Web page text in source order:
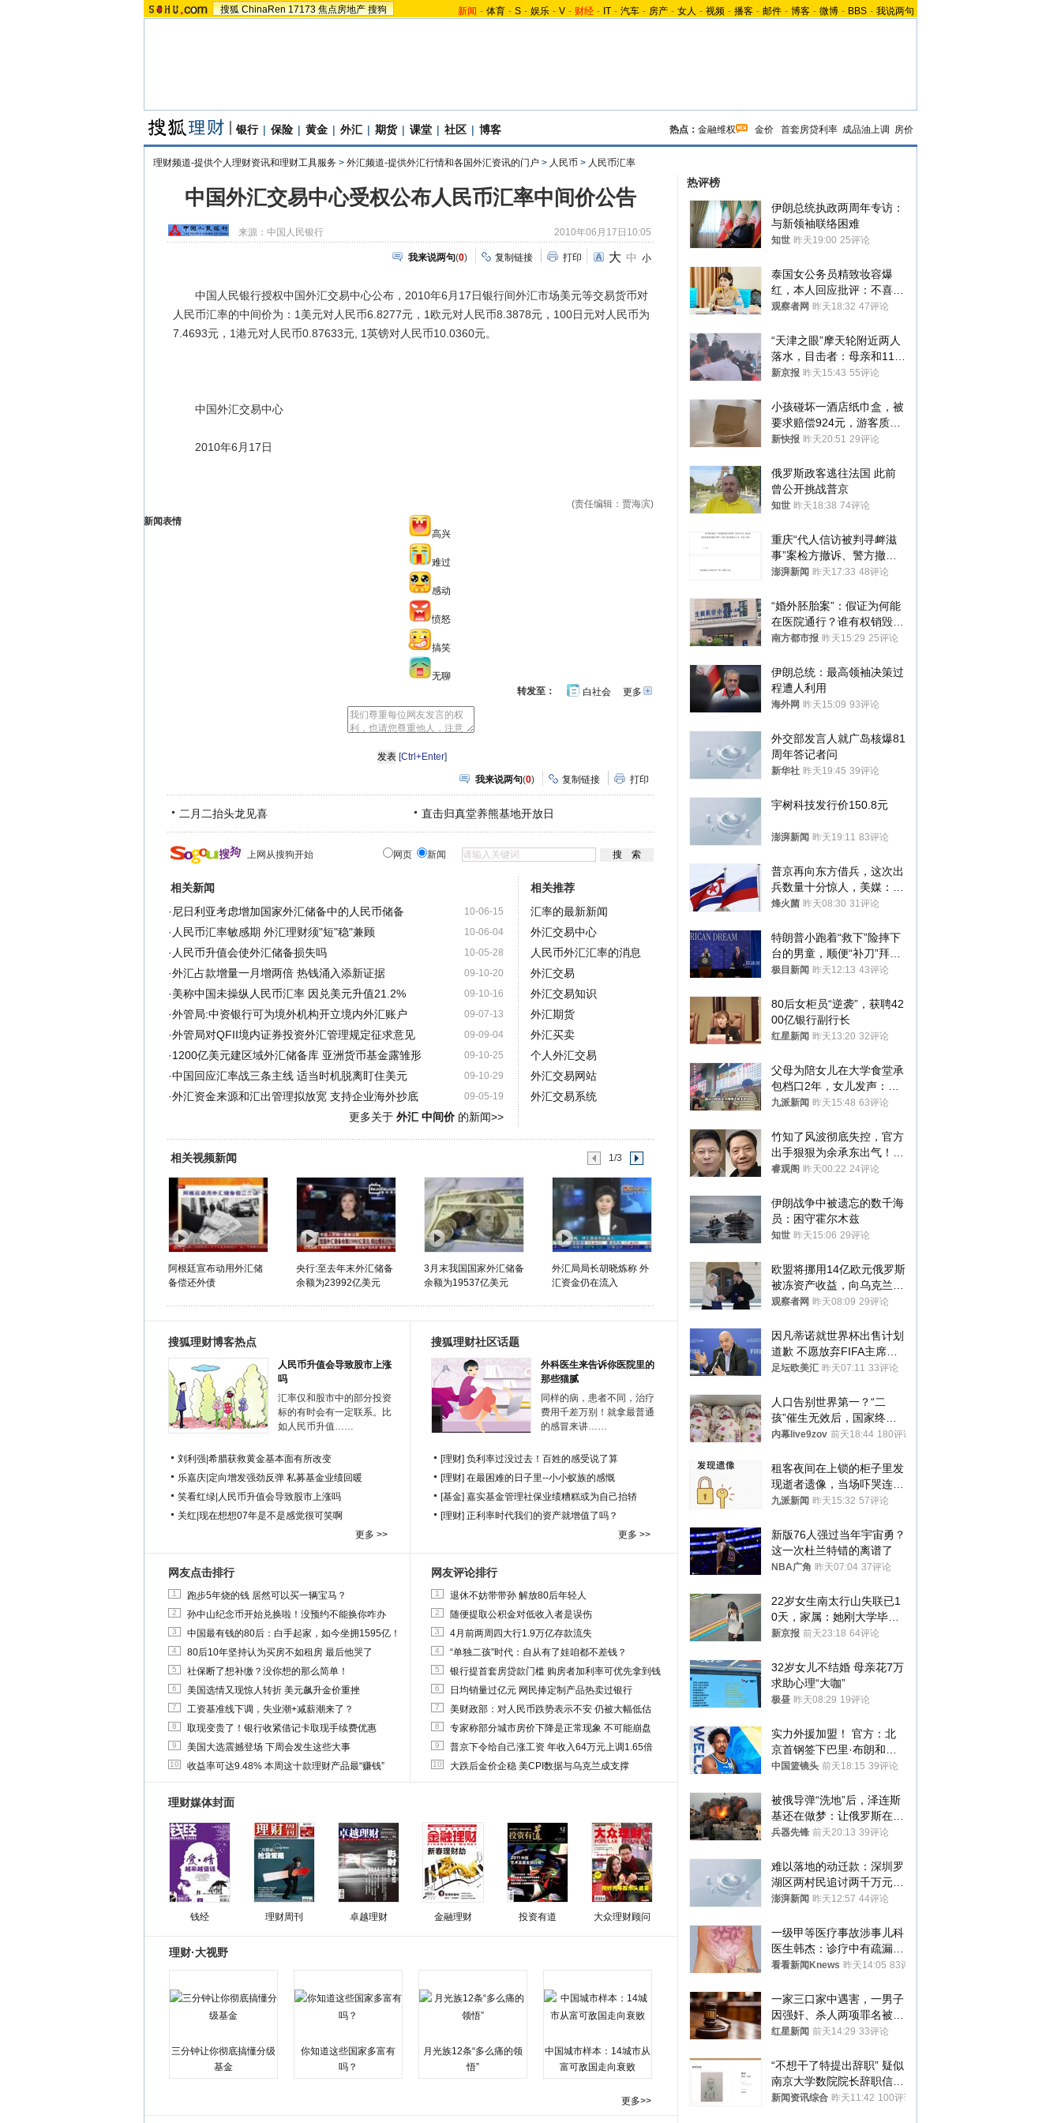
搜狐 ChinaRen 17173 焦点房地产 搜狗 新闻 - 体育 - S - 娱乐 - V - 财经 - IT - 汽车 - 房产 - 女人 - 视频 - 播客 - 邮件 - 博客 - 微博 - BBS - 我说两句
银行 | 保险 | 黄金 | 外汇 | 期货 | 课堂 | 社区 | 博客 热点： 金融维权 金价 首套房贷利率 成品油上调 房价
理财频道-提供个人理财资讯和理财工具服务 > 外汇频道-提供外汇行情和各国外汇资讯的门户 > 人民币 > 人民币汇率
中国外汇交易中心受权公布人民币汇率中间价公告
来源： 中国人民银行 2010年06月17日10:05
我来说两句(0) 复制链接 打印 大 中 小
中国人民银行授权中国外汇交易中心公布，2010年6月17日银行间外汇市场美元等交易货币对
人民币汇率的中间价为：1美元对人民币6.8277元，1欧元对人民币8.3878元，100日元对人民币为
7.4693元，1港元对人民币0.87633元, 1英镑对人民币10.0360元。
中国外汇交易中心
2010年6月17日
(责任编辑：贾海滨)
新闻表情
高兴
难过
感动
愤怒
搞笑
无聊
更多开
转发至： 白社会
[Ctrl+Enter]
我来说两句(0) 复制链接 打印
二月二抬头龙见喜 直击归真堂养熊基地开放日
上网从搜狗开始 网页 新闻
相关新闻
10-06-15
· 尼日利亚考虑增加国家外汇储备中的人民币储备
10-06-04
· 人民币汇率敏感期 外汇理财须"短"稳"兼顾
10-05-28
· 人民币升值会使外汇储备损失吗
09-10-20
·外汇占款增量一月增两倍 热钱涌入添新证据
09-10-16
·美称中国未操纵人民币汇率 因兑美元升值21.2%
09-07-13
·外管局:中资银行可为境外机构开立境内外汇账户
09-09-04
·外管局对QFII境内证券投资外汇管理规定征求意见
09-10-25
·1200亿美元建区域外汇储备库 亚洲货币基金露雏形
09-10-29
·中国回应汇率战三条主线 适当时机脱离盯住美元
09-05-19
·外汇资金来源和汇出管理拟放宽 支持企业海外抄底
更多关于 外汇 中间价的新闻>>
相关推荐
汇率的最新新闻
外汇交易中心
人民币外汇汇率的消息
外汇交易
外汇交易知识
外汇期货
外汇买卖
个人外汇交易
外汇交易网站
外汇交易系统
相关视频新闻 1/3
阿根廷宣布动用外汇储
备偿还外债
央行:至去年末外汇储备
余额为23992亿美元
3月末我国国家外汇储备
余额为19537亿美元
外汇局局长胡晓炼称 外
汇资金仍在流入
搜狐理财博客热点
人民币升值会导致股市上涨
吗
汇率仅和股市中的部分投资
标的有时会有一定联系。比
如人民币升值……
刘利强 希腊获救黄金基本面有所改变
乐嘉庆 定向增发强劲反弹 私募基金业绩回暖
笑看红绿 人民币升值会导致股市上涨吗
关红 现在想想07年是不是感觉很可笑啊
更多 >>
搜狐理财社区话题
外科医生来告诉你医院里的
那些猫腻
同样的病，患者不同，治疗
费用千差万别！就拿最普通
的感冒来讲……
[理财] 负利率过没过去！百姓的感受说了算
[理财] 在最困难的日子里--小小蚁族的感慨
[基金] 嘉实基金管理社保业绩糟糕或为自己抬轿
[理财] 正利率时代我们的资产就增值了吗？
更多 >>
网友点击排行
1 跑步5年烧的钱 居然可以买一辆宝马？
2 孙中山纪念币开始兑换啦！没预约不能换你咋办
3 中国最有钱的80后：白手起家，如今坐拥1595亿！
4 80后10年坚持认为买房不如租房 最后他哭了
5 社保断了想补缴？没你想的那么简单！
6 美国选情又现惊人转折 美元飙升金价重挫
7 工资基准线下调，失业潮+减薪潮来了？
8 取现变贵了！银行收紧借记卡取现手续费优惠
9 美国大选震撼登场 下周会发生这些大事
10 收益率可达9.48% 本周这十款理财产品最“赚钱”
网友评论排行
1 退休不妨带带孙 解放80后年轻人
2 随便提取公积金对低收入者是误伤
3 4月前两周四大行1.9万亿存款流失
4 “单独二孩”时代：自从有了娃咱都不差钱？
5 银行提首套房贷款门槛 购房者加利率可优先拿到钱
6 日均销量过亿元 网民捧定制产品热卖过银行
7 美财政部：对人民币跌势表示不安 仍被大幅低估
8 专家称部分城市房价下降是正常现象 不可能崩盘
9 普京下令给自己涨工资 年收入64万元上调1.65倍
10 大跌后金价企稳 美CPI数据与乌克兰成支撑
理财媒体封面
钱经 理财周刊 卓越理财 金融理财 投资有道 大众理财顾问
理财·大视野
三分钟让你彻底搞懂分级
基金
你知道这些国家多富有
吗？
月光族12条“多么痛的领
悟”
中国城市样本：14城市从
富可敌国走向衰败
更多>>
热评榜
伊朗总统执政两周年专访：
与新领袖联络困难
知世 昨天19:00 25评论
泰国女公务员精致妆容爆
红，本人回应批评：不喜欢
就别看
观察者网 昨天18:32 47评论
“天津之眼”摩天轮附近两人
落水，目击者：母亲和11岁
儿子先后被打捞上岸
新京报 昨天15:43 55评论
小孩碰坏一酒店纸巾盒，被
要求赔偿924元，游客质疑
酒店房客物品超高标价，市
新快报 昨天20:51 29评论
俄罗斯政客逃往法国 此前
曾公开挑战普京
知世 昨天18:38 74评论
重庆“代人信访被判寻衅滋
事”案检方撤诉、警方撤
案，两被告人获国赔
澎湃新闻 昨天17:33 48评论
“婚外胚胎案”：假证为何能
在医院通行？谁有权销毁胚
胎？
南方都市报 昨天15:29 25评论
伊朗总统：最高领袖决策过
程遭人利用
海外网 昨天15:09 93评论
外交部发言人就广岛核爆81
周年答记者问
新华社 昨天19:45 39评论
宇树科技发行价150.8元
澎湃新闻 昨天19:11 83评论
普京再向东方借兵，这次出
兵数量十分惊人，美媒：俄
朝要动真格？
烽火菌 昨天08:30 31评论
特朗普小跑着“救下”险摔下
台的男童，顺便“补刀”拜
登：“我可不想他像拜登一
极目新闻 昨天12:13 43评论
80后女柜员“逆袭”，获聘42
00亿银行副行长
红星新闻 昨天13:20 32评论
父母为陪女儿在大学食堂承
包档口2年，女儿发声：初
衷是为了陪伴，毕业后将不
九派新闻 昨天15:48 63评论
竹知了风波彻底失控，官方
出手狠狠为余承东出气！雷
军果然没说错
睿观阁 昨天00:22 24评论
伊朗战争中被遗忘的数千海
员：困守霍尔木兹
知世 昨天15:06 29评论
欧盟将挪用14亿欧元俄罗斯
被冻资产收益，向乌克兰提
供援助
观察者网 昨天08:09 29评论
因凡蒂诺就世界杯出售计划
道歉 不愿放弃FIFA主席职
位
足坛欧美汇 昨天07:11 33评论
人口告别世界第一？“二
孩”催生无效后，国家终于
向住房出手了！
内幕live9zov 前天18:44 180评论
租客夜间在上锁的柜子里发
现逝者遗像，当场吓哭连夜
搬离，房东退还押金
九派新闻 昨天15:32 57评论
新版76人强过当年宇宙勇？
这一次杜兰特错的离谱了
NBA广角 昨天07:04 37评论
22岁女生南太行山失联已1
0天，家属：她刚大学毕业
想到山里旅行
新京报 前天23:18 64评论
32岁女儿不结婚 母亲花7万
求助心理“大咖”
极昼 昨天08:29 19评论
实力外援加盟！ 官方：北
京首钢签下巴里·布朗和桑
普森
中国篮镜头 前天18:15 39评论
被俄导弹“洗地”后，泽连斯
基还在做梦：让俄罗斯在冬
季前求和？
兵器先锋 前天20:13 39评论
难以落地的动迁款：深圳罗
湖区两村民追讨两千万元动
迁款八年未果
澎湃新闻 昨天12:57 44评论
一级甲等医疗事故涉事儿科
医生韩杰：诊疗中有疏漏，
我认错，但不能认罪
看看新闻Knews 昨天14:05 83评论
一家三口家中遇害，一男子
因强奸、杀人两项罪名被判
死缓 最高检介入后改判无
红星新闻 前天14:29 33评论
“不想干了特提出辞职” 疑似
南京大学数院院长辞职信流
传 院方回应
新闻资讯综合 昨天11:42 100评论